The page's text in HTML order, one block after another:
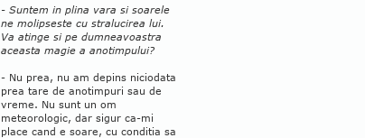
- Suntem in plina vara si soarele
ne molipseste cu stralucirea lui.
Va atinge si pe dumneavoastra
aceasta magie a anotimpului?
- Nu prea, nu am depins niciodata
prea tare de anotimpuri sau de
vreme. Nu sunt un om
meteorologic, dar sigur ca-mi
place cand e soare, cu conditia sa